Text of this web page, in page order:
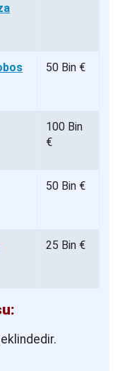
50 Bin €
100 Bin
€
50 Bin €
25 Bin €